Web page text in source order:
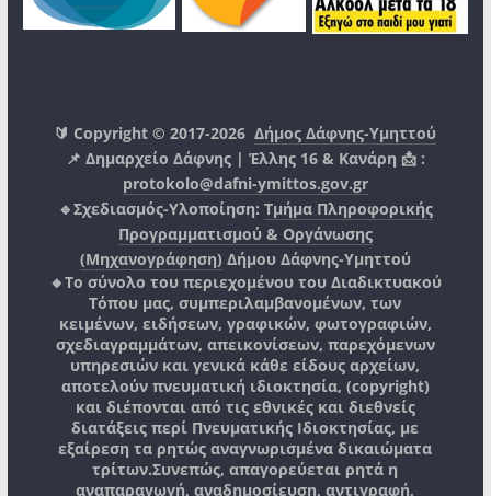
🔰 Copyright © 2017-2026Δήμος Δάφνης-Υμηττού
📌 Δημαρχείο Δάφνης | Έλλης 16 & Κανάρη 📩 :
protokolo@dafni-ymittos.gov.gr
🔹Σχεδιασμός-Υλοποίηση: Τμήμα Πληροφορικής
Προγραμματισμού & Οργάνωσης
(Μηχανογράφηση) Δήμου Δάφνης-Υμηττού
🔸Το σύνολο του περιεχομένου του Διαδικτυακού
Τόπου μας, συμπεριλαμβανομένων, των
κειμένων, ειδήσεων, γραφικών, φωτογραφιών,
σχεδιαγραμμάτων, απεικονίσεων, παρεχόμενων
υπηρεσιών και γενικά κάθε είδους αρχείων,
αποτελούν πνευματική ιδιοκτησία, (copyright)
και διέπονται από τις εθνικές και διεθνείς
διατάξεις περί Πνευματικής Ιδιοκτησίας, με
εξαίρεση τα ρητώς αναγνωρισμένα δικαιώματα
τρίτων.Συνεπώς, απαγορεύεται ρητά η
αναπαραγωγή, αναδημοσίευση, αντιγραφή,